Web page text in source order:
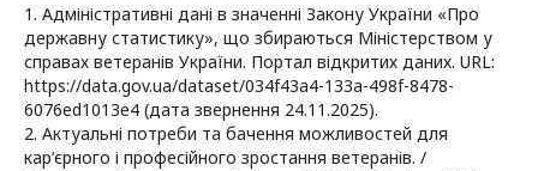
1. Адміністративні дані в значенні Закону України «Про
державну статистику», що збираються Міністерством у
справах ветеранів України. Портал відкритих даних. URL:
https://data.gov.ua/dataset/034f43a4-133a-498f-8478-
6076ed1013e4 (дата звернення 24.11.2025).
2. Актуальні потреби та бачення можливостей для
кар’єрного і професійного зростання ветеранів. /